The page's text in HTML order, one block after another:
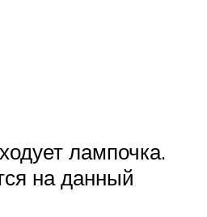
лампочка.
на данный